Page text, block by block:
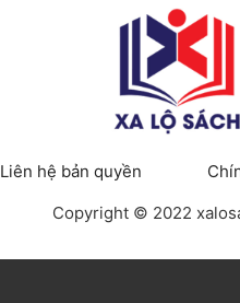
Liên hệ bản quyền
Copyright © 2022